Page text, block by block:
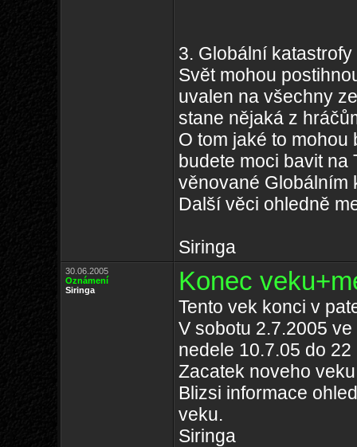
3. Globální katastrofy
Svět mohou
uvalen na všechny
stane nějaká z
O tom jaké to
budete moci bavit na
věnované Globálním
Další věci ohledně
Siringa
30.06.2005
Oznámení
Siringa
Konec
Tento vek konci v
V sobotu 2.7.2005
nedele 10.7.05 do 22
Zacatek noveho
Blizsi informace
veku.
Siringa